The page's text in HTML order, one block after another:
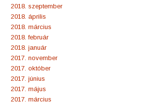
2018. szeptember
2018. április
2018. március
2018. február
2018. január
2017. november
2017. október
2017. június
2017. május
2017. március